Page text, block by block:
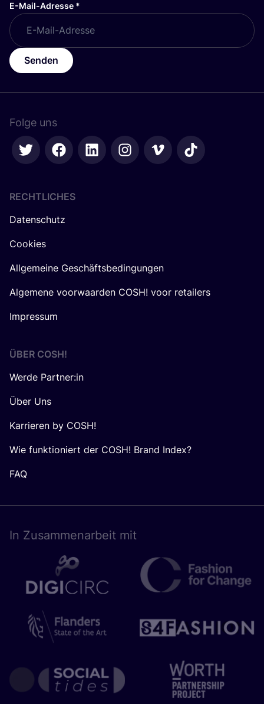
E-Mail-Adresse *
Senden
Folge uns
RECHTLICHES
Datenschutz
Cookies
Allgemeine Geschäftsbedingungen
Algemene voorwaarden COSH! voor retailers
Impressum
ÜBER COSH!
Werde Partner:in
Über Uns
Karrieren by COSH!
Wie funktioniert der COSH! Brand Index?
FAQ
In Zusam­men­ar­beit mit